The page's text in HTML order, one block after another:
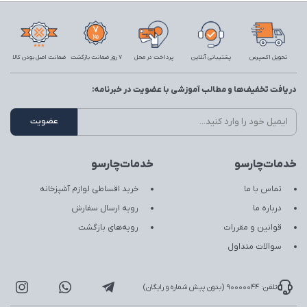
تحویل اکسپرس پشتیبانی آنلاین پرداخت در محل 7 روز ضمانت بازگشت ضمانت اصل بودن کالا
خدمات‌چارسو
تماس با ما
درباره ما
قوانین و مقررات
سوالات متداول
خدمات‌چارسو
خرید اقساطی لوازم آشپزخانه
رویه ارسال سفارش
رویه‌های بازگشت
دریافت تخفیف‌ها و مطالب آموزشی با عضویت در خبرنامه:
تلفن: 90000044 (بدون پیش شماره و رایگان)